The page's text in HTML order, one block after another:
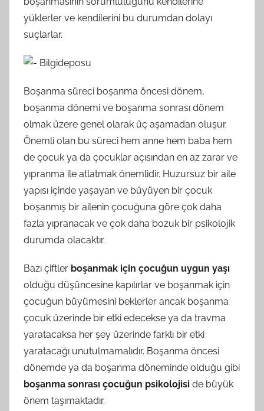
yüklerler ve kendilerini bu durumdan dolayı
suçlarlar.
Boşanma süreci boşanma öncesi dönem,
boşanma dönemi ve boşanma sonrası dönem
olmak üzere genel olarak üç aşamadan oluşur.
Önemli olan bu süreci hem anne hem baba hem
de çocuk ya da çocuklar açısından en az zarar ve
yıpranma ile atlatmak önemlidir. Huzursuz bir aile
yapısı içinde yaşayan ve büyüyen bir çocuk
boşanmış bir ailenin çocuğuna göre çok daha
fazla yıpranacak ve çok daha bozuk bir psikolojik
durumda olacaktır.
Bazı çiftler boşanmak için çocuğun uygun yaşı
olduğu düşüncesine kapılırlar ve boşanmak için
çocuğun büyümesini beklerler ancak boşanma
çocuk üzerinde bir etki edecekse ya da travma
yaratacaksa her şey üzerinde farklı bir etki
yaratacağı unutulmamalıdır. Boşanma öncesi
dönemde ya da boşanma döneminde olduğu gibi
boşanma sonrası çocuğun psikolojisi de büyük
önem taşımaktadır.